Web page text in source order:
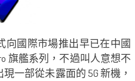
向國際市場推出早已在中國
旗艦系列，不過叫人意想不
一部從未露面的 5G 新機，